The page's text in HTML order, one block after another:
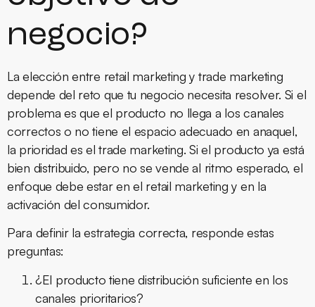
negocio?
La elección entre retail marketing y trade marketing
depende del reto que tu negocio necesita resolver. Si el
problema es que el producto no llega a los canales
correctos o no tiene el espacio adecuado en anaquel,
la prioridad es el trade marketing. Si el producto ya está
bien distribuido, pero no se vende al ritmo esperado, el
enfoque debe estar en el retail marketing y en la
activación del consumidor.
Para definir la estrategia correcta, responde estas
preguntas:
¿El producto tiene distribución suficiente en los
canales prioritarios?